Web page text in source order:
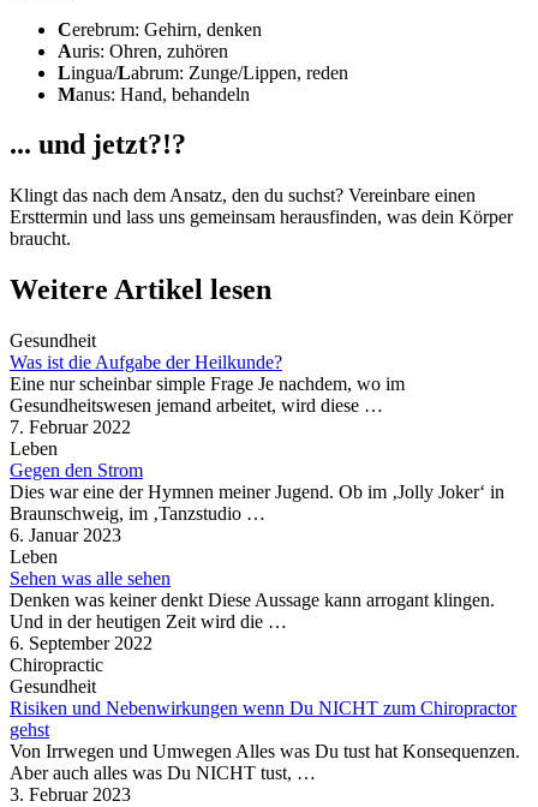
Cerebrum: Gehirn, denken
Auris: Ohren, zuhören
Lingua/Labrum: Zunge/Lippen, reden
Manus: Hand, behandeln
... und jetzt?!?
Klingt das nach dem Ansatz, den du suchst? Vereinbare einen
Ersttermin und lass uns gemeinsam herausfinden, was dein Körper
braucht.
Weitere Artikel lesen
Gesundheit
Was ist die Aufgabe der Heilkunde?
Eine nur scheinbar simple Frage Je nachdem, wo im
Gesundheitswesen jemand arbeitet, wird diese …
7. Februar 2022
Leben
Gegen den Strom
Dies war eine der Hymnen meiner Jugend. Ob im ‚Jolly Joker‘ in
Braunschweig, im ‚Tanzstudio …
6. Januar 2023
Leben
Sehen was alle sehen
Denken was keiner denkt Diese Aussage kann arrogant klingen.
Und in der heutigen Zeit wird die …
6. September 2022
Chiropractic
Gesundheit
Risiken und Nebenwirkungen wenn Du NICHT zum Chiropractor
gehst
Von Irrwegen und Umwegen Alles was Du tust hat Konsequenzen.
Aber auch alles was Du NICHT tust, …
3. Februar 2023